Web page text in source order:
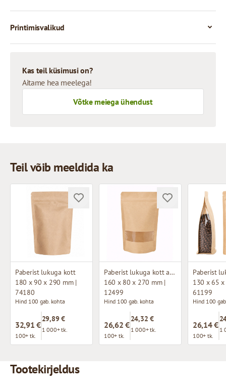
Printimisvalikud
Kas teil küsimusi on?
Aitame hea meelega!
Võtke meiega ühendust
Teil võib meeldida ka
Paberist lukuga kott
180 x 90 x 290 mm |
74180
Hind 100 gab. kohta
32,91 €
100+ tk.
29,89 €
1 000+ tk.
Paberist lukuga kott aknaga
160 x 80 x 270 mm |
12499
Hind 100 gab. kohta
26,62 €
100+ tk.
24,32 €
1 000+ tk.
130 x 65
61199
Hind 100
26,14 €
100+ tk.
1
Tootekirjeldus